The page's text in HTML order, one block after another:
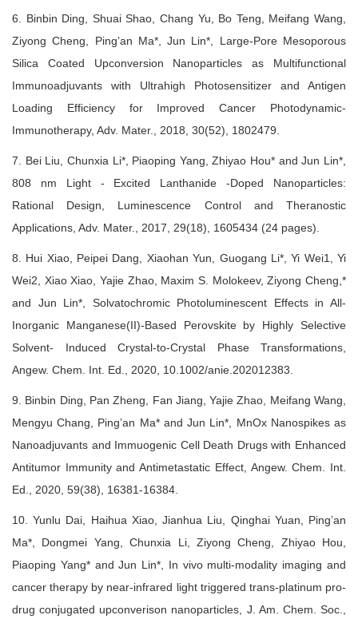
6. Binbin Ding, Shuai Shao, Chang Yu, Bo Teng, Meifang Wang,
Ziyong Cheng, Ping’an Ma*, Jun Lin*, Large-Pore Mesoporous
Silica Coated Upconversion Nanoparticles as Multifunctional
Immunoadjuvants with Ultrahigh Photosensitizer and Antigen
Loading Efficiency for Improved Cancer Photodynamic-
Immunotherapy, Adv. Mater., 2018, 30(52), 1802479.
7. Bei Liu, Chunxia Li*, Piaoping Yang, Zhiyao Hou* and Jun Lin*,
808 nm Light - Excited Lanthanide -Doped Nanoparticles:
Rational Design, Luminescence Control and Theranostic
Applications, Adv. Mater., 2017, 29(18), 1605434 (24 pages).
8. Hui Xiao, Peipei Dang, Xiaohan Yun, Guogang Li*, Yi Wei1, Yi
Wei2, Xiao Xiao, Yajie Zhao, Maxim S. Molokeev, Ziyong Cheng,*
and Jun Lin*, Solvatochromic Photoluminescent Effects in All-
Inorganic Manganese(II)-Based Perovskite by Highly Selective
Solvent- Induced Crystal-to-Crystal Phase Transformations,
Angew. Chem. Int. Ed., 2020, 10.1002/anie.202012383.
9. Binbin Ding, Pan Zheng, Fan Jiang, Yajie Zhao, Meifang Wang,
Mengyu Chang, Ping’an Ma* and Jun Lin*, MnOx Nanospikes as
Nanoadjuvants and Immuogenic Cell Death Drugs with Enhanced
Antitumor Immunity and Antimetastatic Effect, Angew. Chem. Int.
Ed., 2020, 59(38), 16381-16384.
10. Yunlu Dai, Haihua Xiao, Jianhua Liu, Qinghai Yuan, Ping’an
Ma*, Dongmei Yang, Chunxia Li, Ziyong Cheng, Zhiyao Hou,
Piaoping Yang* and Jun Lin*, In vivo multi-modality imaging and
cancer therapy by near-infrared light triggered trans-platinum pro-
drug conjugated upconverison nanoparticles, J. Am. Chem. Soc.,